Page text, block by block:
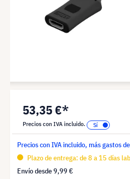
53,35 €*
Precios con IVA incluido.
Precios con IVA incluido, más gastos
Plazo de entrega: de 8 a 15 días
Envío desde9,99 €